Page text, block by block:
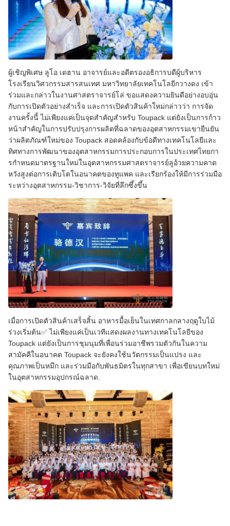
ผู้เชิญพิเศษ ลูโอ เดฮาน อาจารย์และอดีตรองอธิการบดีผู้บริหาร
โรงเรียนวิศวกรรมสารสนเทศ มหาวิทยาลัยเทคโนโลยีกวางดง เข้า
ร่วมและกล่าวในงานศาสตราจารย์โล่ ขอแสดงความยินดีอย่างอบอุ่น
กับการเปิดตัวอย่างสําเร็จ และการเปิดตัวสินค้าใหม่กล่าวว่า การจัด
งานครั้งนี้ ไม่เพียงแค่เป็นจุดสําคัญสําหรับ Toupack แต่ยังเป็นการก้าว
หน้าสําคัญในการปรับปรุงการผลิตที่ฉลาดของอุตสาหกรรมเขายืนยัน
ว่าผลิตภัณฑ์ใหม่ของ Toupack สอดคล้องกับข้อดีทางเทคโนโลยีและ
ทิศทางการพัฒนาของอุตสาหกรรมการประกอบการในประเทศไทยกา
รกําหนดมาตรฐานใหม่ในอุตสาหกรรมศาสตราจารย์ลูอ้วยความคาด
หวังสูงต่อการเติบโตในอนาคตของทูแพค และเรียกร้องให้มีการร่วมมือ
ระหว่างอุตสาหกรรม-วิชาการ-วิจัยที่ลึกซึ้งขึ้น
เมื่อการเปิดตัวสินค้าเสร็จสิ้น อาหารมื้อเย็นในเทศกาลกลางฤดูใบไม้
ร่วงเริ่มต้น✅ ไม่เพียงแค่เป็นเวทีแสดงผลงานทางเทคโนโลยีของ
Toupack แต่ยังเป็นการชุมนุมที่เพื่อนร่วมอาชีพรวมตัวกันในความ
สามัคคีในอนาคต Toupack จะยังคงใช้นวัตกรรมเป็นแปรง และ
คุณภาพเป็นหมึก และร่วมมือกับพันธมิตรในทุกสาขา เพื่อเขียนบทใหม่
ในอุตสาหกรรมอุปกรณ์ฉลาด.